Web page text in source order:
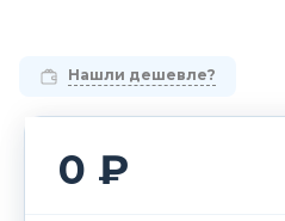
Нашли дешевле?
0 ₽